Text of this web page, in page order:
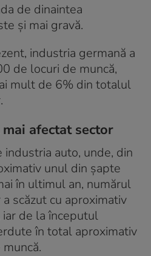
de dinaintea
și mai gravă.
industria germană a
de locuri de muncă,
mult de 6% din totalul
afectat sector
industria auto, unde, din
unul din șapte
în ultimul an, numărul
scăzut cu aproximativ
de la începutul
în total aproximativ